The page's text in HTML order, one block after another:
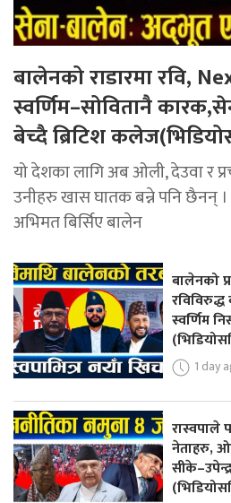
बालेनको राडारमा रवि,
स्वर्णिम–सोवितानै
बेच्दै ब्रिटिश
यो देशका लागि अब ओली, देउवा र
उनीहरु खास घातक बन्ने पनि छैनन् ।
अभिमत बिर्सिए बालेन
बालेनको
स्वर्णिम
1 day
रास्वपाले
नेताहरु,